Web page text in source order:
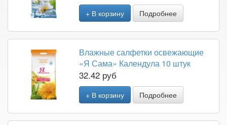
+ В корзину Подробнее
Влажные салфетки освежающие
«Я Сама» Календула 10 штук
32.42 руб
+ В корзину Подробнее